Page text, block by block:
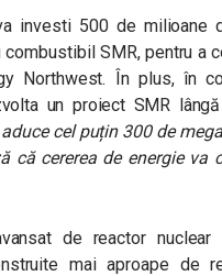
investi 500 de milioane
SMR, pentru a
Northwest. În plus, în
un proiect SMR
cel puțin 300 de
că cererea de energie
de reactor
mai aproape de